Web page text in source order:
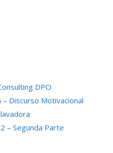
DPO
– Discurso Motivacional
– Segunda Parte